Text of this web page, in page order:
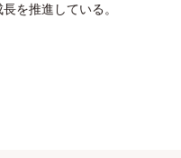
を推進している。